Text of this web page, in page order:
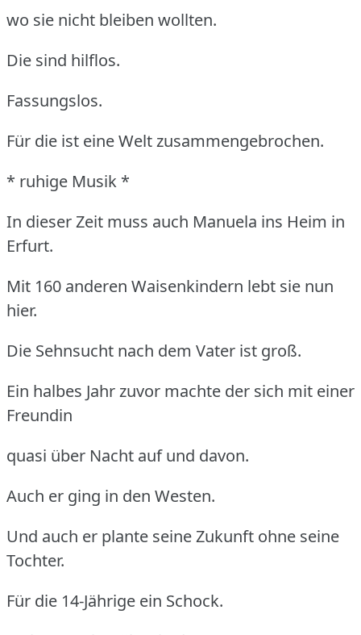
wo sie nicht bleiben wollten.
Die sind hilflos.
Fassungslos.
Für die ist eine Welt zusammengebrochen.
* ruhige Musik *
In dieser Zeit muss auch Manuela ins Heim in
Erfurt.
Mit 160 anderen Waisenkindern lebt sie nun
hier.
Die Sehnsucht nach dem Vater ist groß.
Ein halbes Jahr zuvor machte der sich mit einer
Freundin
quasi über Nacht auf und davon.
Auch er ging in den Westen.
Und auch er plante seine Zukunft ohne seine
Tochter.
Für die 14-Jährige ein Schock.